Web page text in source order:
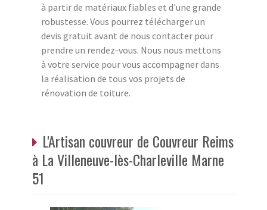
à partir de matériaux fiables et d'une grande
robustesse. Vous pourrez télécharger un
devis gratuit avant de nous contacter pour
prendre un rendez-vous. Nous nous mettons
à votre service pour vous accompagner dans
la réalisation de tous vos projets de
rénovation de toiture.
L'Artisan couvreur de Couvreur Reims
à La Villeneuve-lès-Charleville Marne
51